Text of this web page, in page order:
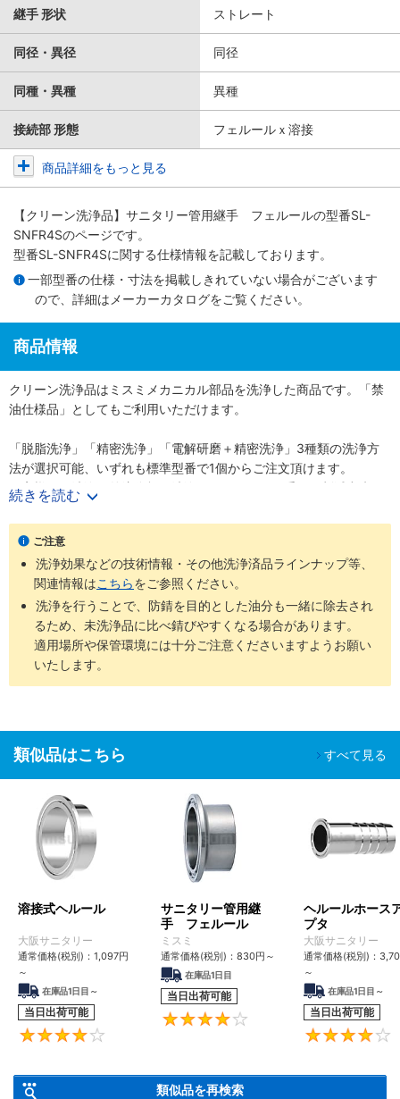
継手 形状 ストレート
同径・異径 同径
同種・異種 異種
接続部 形態 フェルールｘ溶接
商品詳細をもっと見る
【クリーン洗浄品】サニタリー管用継手 フェルールの型番SL-
SNFR4Sのページです。
型番SL-SNFR4Sに関する仕様情報を記載しております。
一部型番の仕様・寸法を掲載しきれていない場合がございます
ので、詳細は メーカーカタログをご覧ください。
商品情報
クリーン洗浄品はミスミメカニカル部品を洗浄した商品です。「禁
油仕様品」としてもご利用いただけます。
「脱脂洗浄」「精密洗浄」「電解研磨＋精密洗浄」3種類の洗浄方
法が選択可能、いずれも標準型番で1個からご注文頂けます。
お客様での洗浄や外注依頼の洗浄が不要となり、手間が削減出来ま
す。
■洗浄型式
・脱脂洗浄（防錆1重梱包）
：型番SL-□□
・精密洗浄（脱気2重梱包）
：型番SH-□□
・電解研磨＋精密洗浄（脱気2重梱包） ：型番SHD-□□
商品
型番
洗浄方法
梱包形
態
未洗浄品と
比べた効果
ご利用環境（目
安）
工程別
組立後工程
精密洗浄
油分除去
粉塵除去
ラス10～1,000）
バッテリー
車載カメラ
組立工程
SHD-
電解研磨
浄
脱気２
粉塵除去
アウトガス
低減
真空環境
クリーン環境（ク
ラス10～1,000）
液晶成膜工
程
有機EL前工
■ご留意事項
洗浄を行うことで、防錆を目的とした油分も一緒に除去されるた
め、未洗浄品に比べ錆びやすくなる場合があります。
ます。
続きを読む
ご注意
洗浄効果などの技術情報・その他洗浄済品ラインナップ等、
関連情報はこちらをご参照ください。
洗浄を行うことで、防錆を目的とした油分も一緒に除去され
るため、未洗浄品に比べ錆びやすくなる場合があります。
適用場所や保管環境には十分ご注意くださいますようお願い
いたします。
類似品はこちら すべて見る
溶接式ヘルール
大阪サニタリー
通常価格(税別)： 1,097円
～
在庫品1日目～
当日出荷可能
サニタリー管用継
手 フェルール
ミスミ
通常価格(税別)： 830円 ～
在庫品1日目
当日出荷可能
4.2
ヘルールホース
プタ
大阪サニタリー
通常価格(税別)：
～
在庫品1日目～
当日出荷可能
類似品を再検索